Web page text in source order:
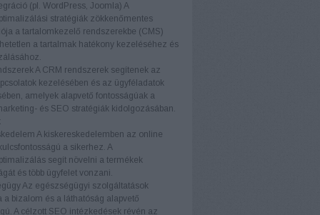
(pl. WordPress, Joomla) A
stratégiák zökkenőmentes
a tartalomkezelő rendszerekbe (CMS)
a tartalmak hatékony kezeléséhez és
A CRM rendszerek segítenek az
kezelésében és az ügyféladatok
amelyek alapvető fontosságúak a
és SEO stratégiák kidolgozásában.
A kiskereskedelemben az online
a sikerhez. A
segít növelni a termékek
és több ügyfelet vonzani.
Az egészségügyi szolgáltatások
a bizalom és a láthatóság alapvető
A célzott SEO intézkedések révén az